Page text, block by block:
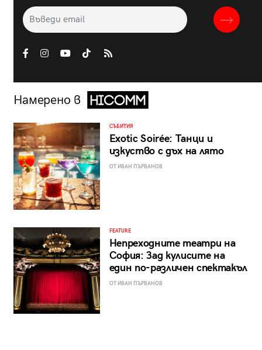
Намерено в
СЪБИТИЯ
Exotic Soirée: Танци и
изкуство с дъх на лято
ОТ ИВАН ПЪРВАНОВ
FEATURE
Непреходните театри на
София: Зад кулисите на
един по-различен спектакъл
ОТ ИВАН ПЪРВАНОВ